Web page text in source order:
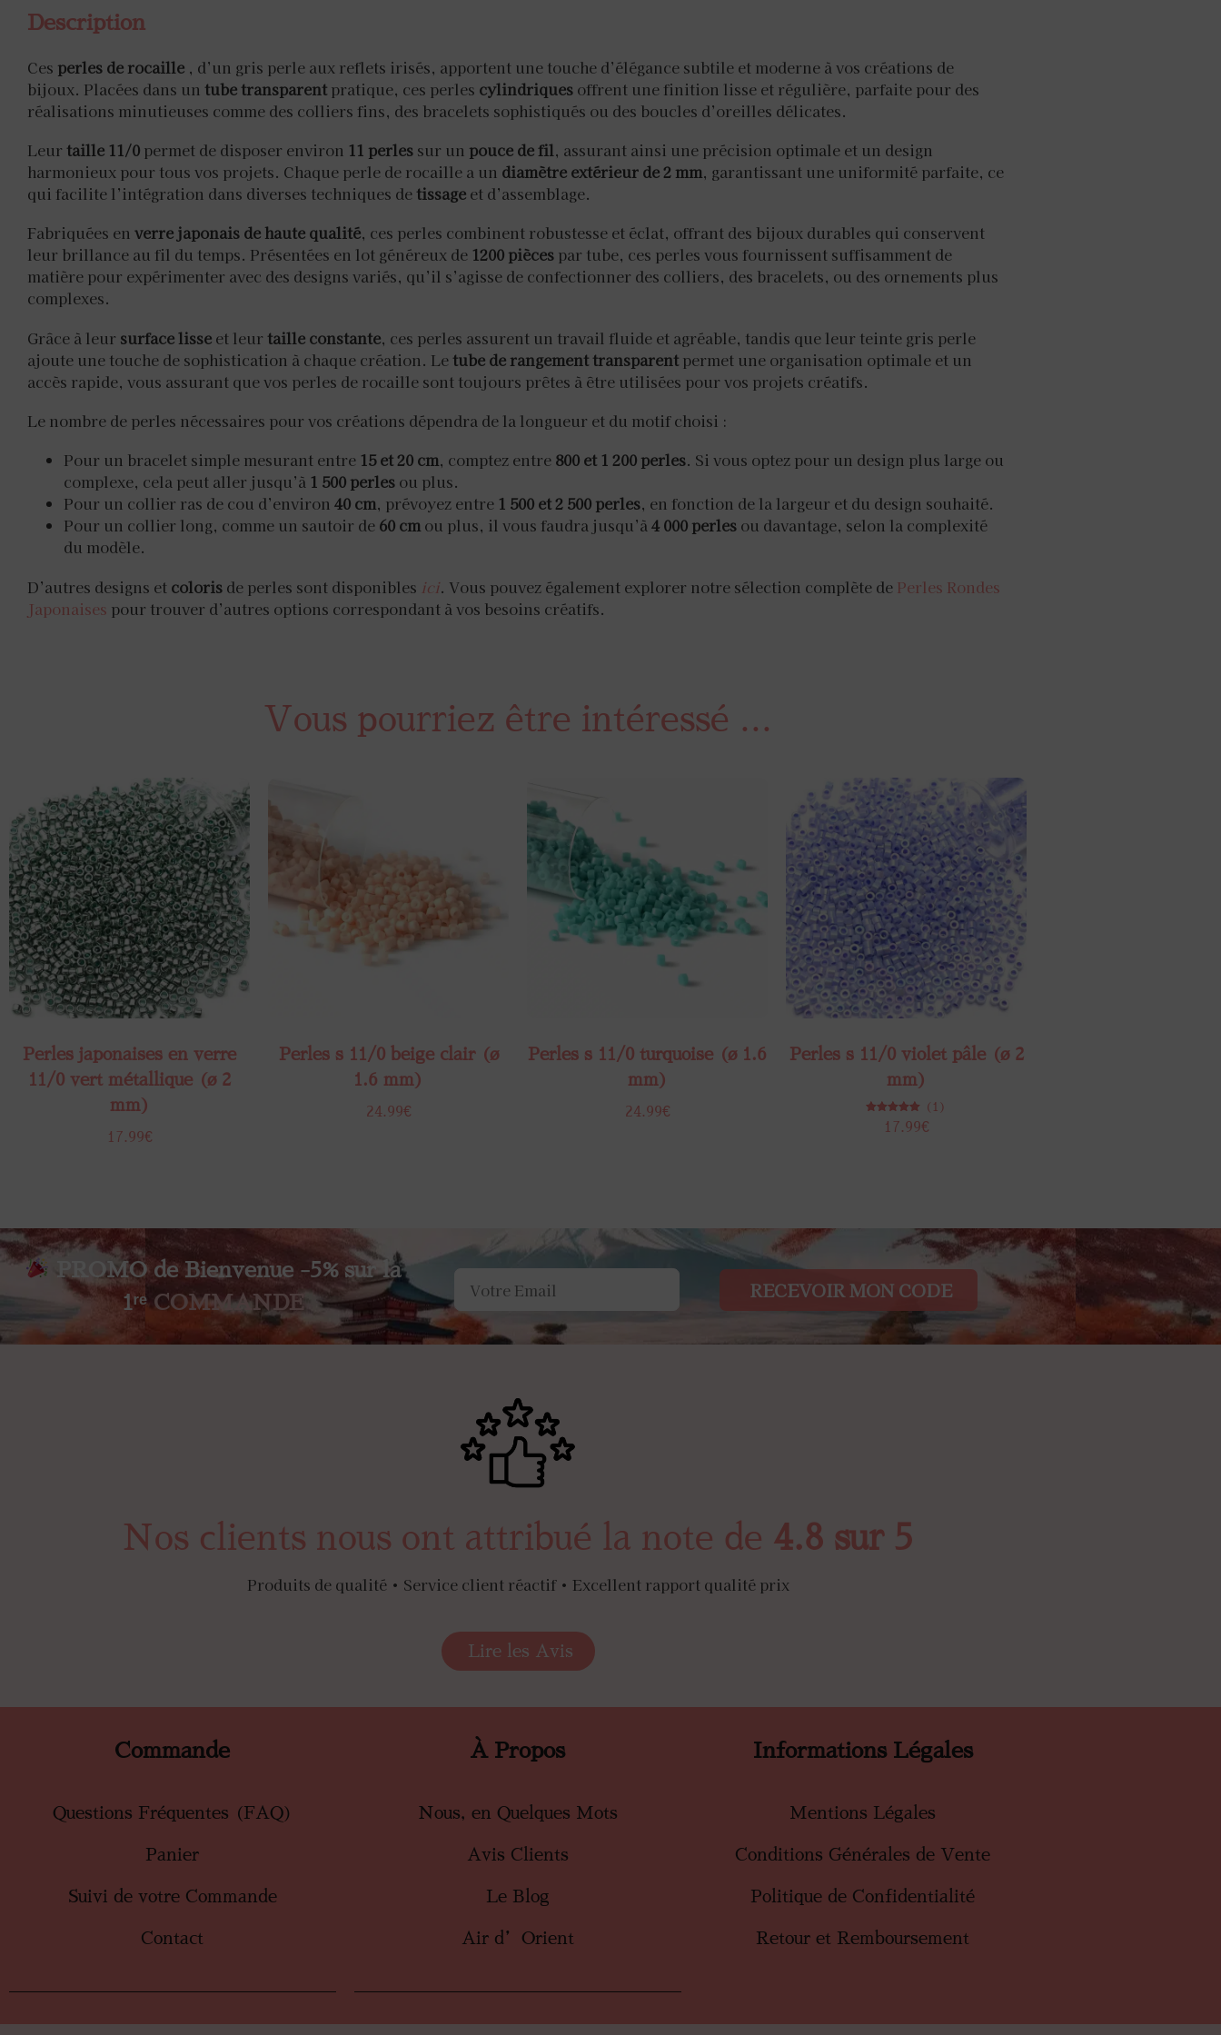
Description
Ces perles de rocaille , d’un gris perle aux reflets irisés, apportent une touche d’élégance subtile et moderne à vos créations de
bijoux. Placées dans un tube transparent pratique, ces perles cylindriques offrent une finition lisse et régulière, parfaite pour des
réalisations minutieuses comme des colliers fins, des bracelets sophistiqués ou des boucles d’oreilles délicates.
Leur taille 11/0 permet de disposer environ 11 perles sur un pouce de fil, assurant ainsi une précision optimale et un design
harmonieux pour tous vos projets. Chaque perle de rocaille a un diamètre extérieur de 2 mm, garantissant une uniformité parfaite, ce
qui facilite l’intégration dans diverses techniques detissage et d’assemblage.
Fabriquées en verre japonais de haute qualité, ces perles combinent robustesse et éclat, offrant des bijoux durables qui conservent
leur brillance au fil du temps. Présentées en lot généreux de 1200 pièces par tube, ces perles vous fournissent suffisamment de
matière pour expérimenter avec des designs variés, qu’il s’agisse de confectionner des colliers, des bracelets, ou des ornements plus
complexes.
Grâce à leur surface lisse et leur taille constante, ces perles assurent un travail fluide et agréable, tandis que leur teinte gris perle
ajoute une touche de sophistication à chaque création. Letube de rangement transparent permet une organisation optimale et un
accès rapide, vous assurant que vos perles de rocaille sont toujours prêtes à être utilisées pour vos projets créatifs.
Le nombre de perles nécessaires pour vos créations dépendra de la longueur et du motif choisi :
Pour un bracelet simple mesurant entre 15 et 20 cm, comptez entre 800 et 1 200 perles. Si vous optez pour un design plus large ou
complexe, cela peut aller jusqu’à 1 500 perles ou plus.
Pour un collier ras de cou d’environ 40 cm, prévoyez entre 1 500 et 2 500 perles, en fonction de la largeur et du design souhaité.
Pour un collier long, comme un sautoir de 60 cm ou plus, il vous faudra jusqu’à4 000 perles ou davantage, selon la complexité
du modèle.
D’autres designs et coloris de perles sont disponibles ici. Vous pouvez également explorer notre sélection complète de Perles Rondes
Japonaises pour trouver d’autres options correspondant à vos besoins créatifs.
Vous pourriez être intéressé ...
Perles japonaises en verre​
11/0 vert métallique (ø 2
mm)
17.99€
Perles s 11/0 beige clair (ø
1.6 mm)
24.99€
Perles s 11/0 turquoise (ø 1.6
mm)
24.99€
Perles s 11/0 violet pâle (ø 2
mm)
Note
5.00
(1)
17.99€
PROMO de Bienvenue -5% sur la
1ʳᵉ COMMANDE
RECEVOIR MON CODE
Nos clients nous ont attribué la note de 4.8 sur 5
Produits de qualité • Service client réactif • Excellent rapport qualité prix
Lire les Avis
Commande
Questions Fréquentes (FAQ)
Panier
Suivi de votre Commande
Contact
À Propos
Nous, en Quelques Mots
Avis Clients
Le Blog
Air d’Orient
Informations Légales
Mentions Légales
Conditions Générales de Vente
Politique de Confidentialité
Retour et Remboursement